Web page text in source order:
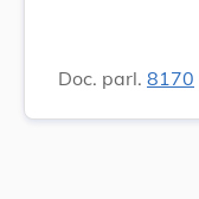
Doc. parl. 8170